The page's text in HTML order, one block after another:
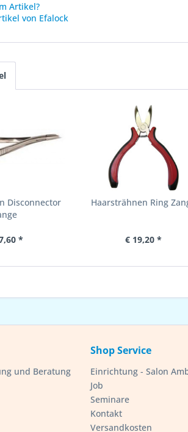
Artikel?
von Efalock
Disconnector
*
Haarsträhnen Ring
€ 19,20 *
und Beratung
Shop Service
Einrichtung - Salon
Job
Seminare
Kontakt
Versandkosten